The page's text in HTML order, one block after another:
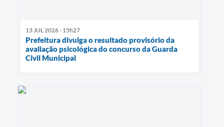
13 JUL 2026 - 15h27
Prefeitura divulga o resultado provisório da
avaliação psicológica do concurso da Guarda
Civil Municipal